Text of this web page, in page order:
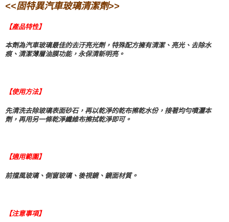
２．訂單成立數日內，您將收到繳費通知簡訊。
ATM／網路銀行／等多元方式進行付款，方視為交易完成。
購買商品的店家。未經商家同意取消之訂單仍視為有效，需透過AFTEE先享
後付繳納相關費用。
１．透過由恩沛科技股份有限公司提供之「AFTEE先享後付」服務完成之交
易，需依本服務之必要範圍內提供個人資料，並將交易相關給付款項請求債
３．未成年的使用者請事先徵得法定代理人或監護人之同意方可使用
任。
５．嚴禁一人註冊多個帳號或使用他人資訊註冊。若發現惡意使用之情形，
每筆NT$70，滿NT$490(含以上)免運費
萊爾富取貨付款 (運費70$)
每筆NT$70，滿NT$490(含以上)免運費
7-11取貨付款 (運費70$)
每筆NT$70，滿NT$490(含以上)免運費
宅配寄送，滿490免運費(運費$70)
每筆NT$70，滿NT$490(含以上)免運費
<<固特異汽車玻璃清潔劑>>
【產品特性】
本劑為汽車玻璃最佳的去汙亮光劑，特殊配方擁有清潔、亮光、去除水
痕、清潔薄層油膜功能，永保清新明亮。
【使用方法】
先清洗去除玻璃表面砂石，再以乾淨的乾布擦乾水份，接著均勻噴灑本
劑，再用另一條乾淨纖維布擦拭乾淨即可。
【適用範圍】
前擋風玻璃、側窗玻璃、後視鏡、鏡面材質。
【注意事項】